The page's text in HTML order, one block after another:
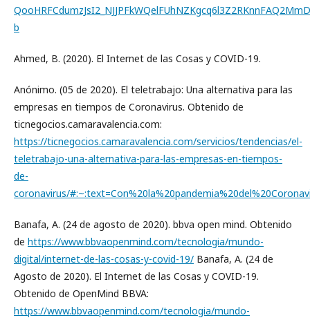
b
Ahmed, B. (2020). El Internet de las Cosas y COVID-19.
Anónimo. (05 de 2020). El teletrabajo: Una alternativa para las
empresas en tiempos de Coronavirus. Obtenido de
ticnegocios.camaravalencia.com:
https://ticnegocios.camaravalencia.com/servicios/tendencias/el-
teletrabajo-una-alternativa-para-las-empresas-en-tiempos-
de-
coronavirus/
Banafa, A. (24 de agosto de 2020). bbva open mind. Obtenido
de https://www.bbvaopenmind.com/tecnologia/mundo-
digital/internet-de-las-cosas-y-covid-19/ Banafa, A. (24 de
Agosto de 2020). El Internet de las Cosas y COVID-19.
Obtenido de OpenMind BBVA:
https://www.bbvaopenmind.com/tecnologia/mundo-